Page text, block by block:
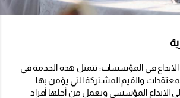
في المؤسسات: تتمثل هذه الخدمة في
والقيم المشتركة التي يؤمن بها
الابداع المؤسسي ويعمل من أجلها أفراد